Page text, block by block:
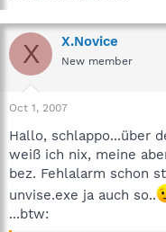
X X.Novice
New member
Oct 1, 2007
Hallo, schlappo...über
weiß ich nix, meine
bez. Fehlalarm schon
unvise.exe ja auch so..
...btw: